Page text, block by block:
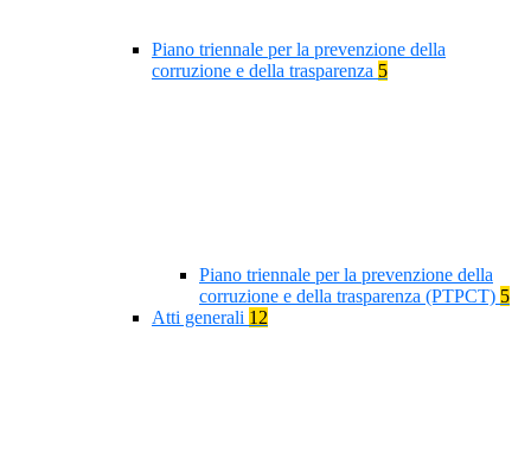
Piano triennale per la prevenzione della
corruzione e della trasparenza 5
Piano triennale per la prevenzione della
corruzione e della trasparenza (PTPCT) 5
Atti generali 12